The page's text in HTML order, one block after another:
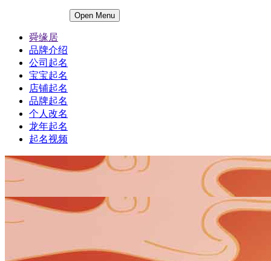
Open Menu
舜缘居
品牌介绍
公司起名
宝宝起名
店铺起名
品牌起名
个人改名
龙年起名
起名视频